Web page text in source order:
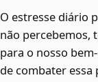
O estresse diário
não percebemos,
para o nosso
de combater essa